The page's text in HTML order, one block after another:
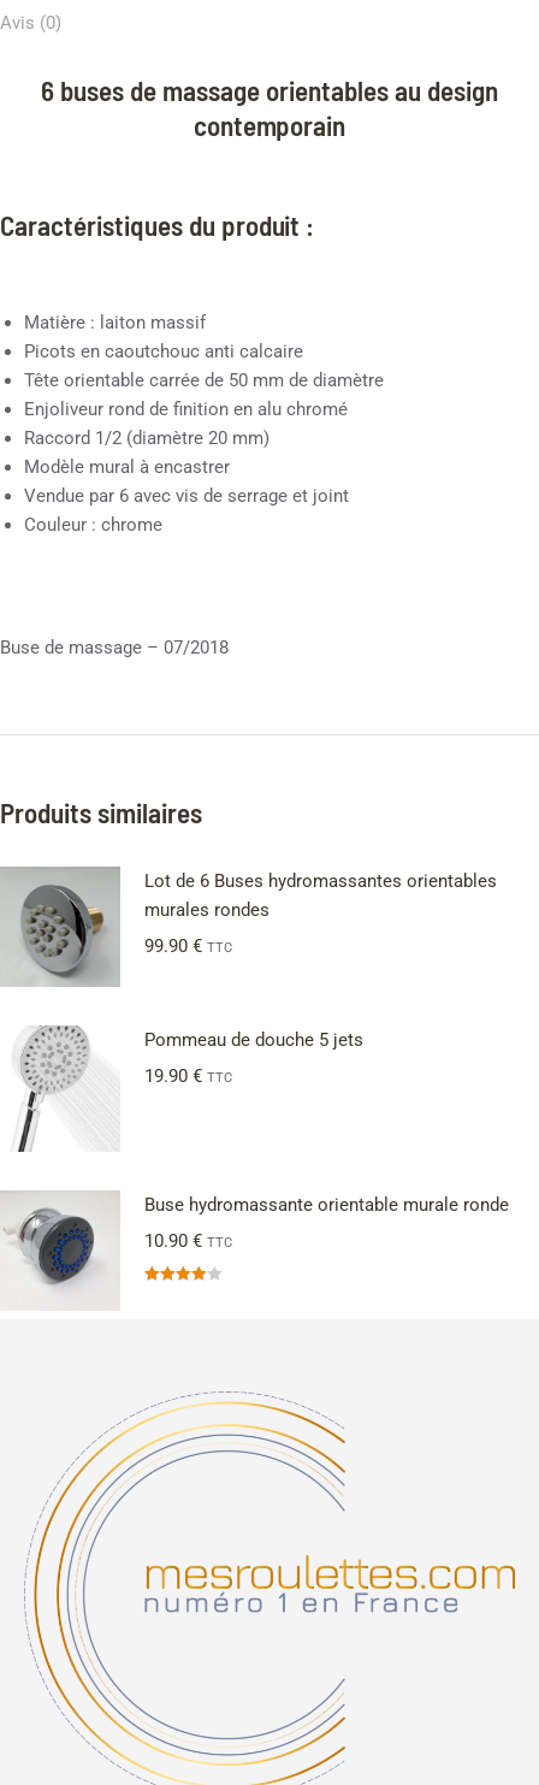
Avis (0)
6 buses de massage orientables au design
contemporain
Caractéristiques du produit :
Matière : laiton massif
Picots en caoutchouc anti calcaire
Tête orientable carrée de 50 mm de diamètre
Enjoliveur rond de finition en alu chromé
Raccord 1/2 (diamètre 20 mm)
Modèle mural à encastrer
Vendue par 6 avec vis de serrage et joint
Couleur : chrome
Buse de massage – 07/2018
Produits similaires
Lot de 6 Buses hydromassantes orientables
murales rondes
99.90 € TTC
Pommeau de douche 5 jets
19.90 € TTC
Buse hydromassante orientable murale ronde
10.90 € TTC